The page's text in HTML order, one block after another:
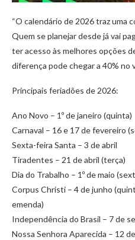
“O calendário de 2026 traz uma
Quem se planejar desde já vai
ter acesso às melhores opções
diferença pode chegar a 40% no
Principais feriadões de 2026:
Ano Novo – 1º de janeiro (quinta)
Carnaval – 16 e 17 de fevereiro
Sexta-feira Santa – 3 de abril
Tiradentes – 21 de abril (terça)
Dia do Trabalho – 1º de maio
Corpus Christi – 4 de junho
emenda)
Independência do Brasil – 7 de
Nossa Senhora Aparecida – 12